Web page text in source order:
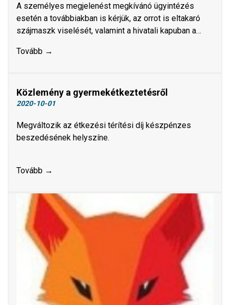
A személyes megjelenést megkívánó ügyintézés
esetén a továbbiakban is kérjük, az orrot is eltakaró
szájmaszk viselését, valamint a hivatali kapuban a…
Tovább →
Közlemény a gyermekétkeztetésről
2020-10-01
Megváltozik az étkezési térítési díj készpénzes
beszedésének helyszíne.
Tovább →